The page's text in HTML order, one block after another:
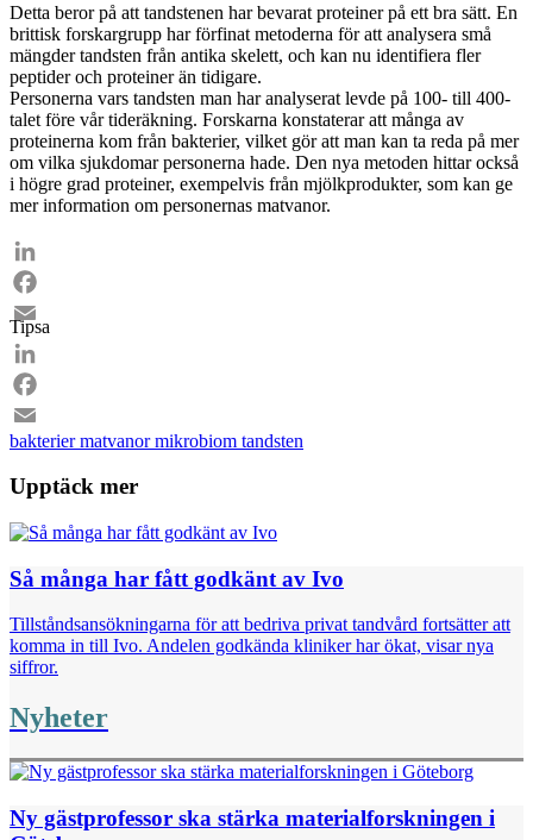
Detta beror på att tandstenen har bevarat proteiner på ett bra sätt. En
brittisk forskargrupp har förfinat metoderna för att analysera små
mängder tandsten från antika skelett, och kan nu identifiera fler
peptider och proteiner än tidigare.
Personerna vars tandsten man har analyserat levde på 100- till 400-
talet före vår tideräkning. Forskarna konstaterar att många av
proteinerna kom från bakterier, vilket gör att man kan ta reda på mer
om vilka sjukdomar personerna hade. Den nya metoden hittar också
i högre grad proteiner, exempelvis från mjölkprodukter, som kan ge
mer information om personernas matvanor.
LinkedIn
Facebook
Email
Tipsa
LinkedIn
Facebook
Email
bakteriermatvanormikrobiom tandsten
Upptäck mer
Så många har fått godkänt av Ivo
Tillståndsansökningarna för att bedriva privat tandvård fortsätter att
komma in till Ivo. Andelen godkända kliniker har ökat, visar nya
siffror.
Nyheter
Ny gästprofessor ska stärka materialforskningen i